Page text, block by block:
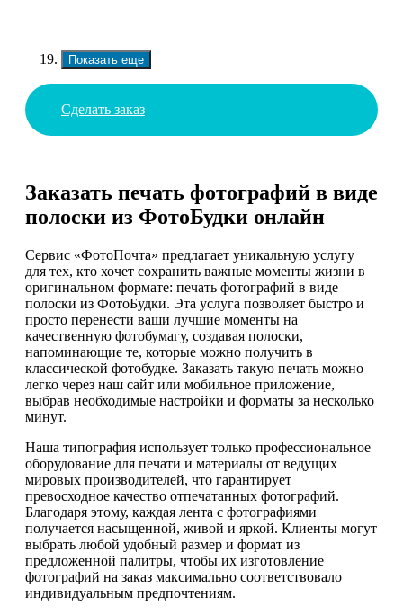
Показать еще
Сделать заказ
Заказать печать фотографий в виде
полоски из ФотоБудки онлайн
Сервис «ФотоПочта» предлагает уникальную услугу
для тех, кто хочет сохранить важные моменты жизни в
оригинальном формате: печать фотографий в виде
полоски из ФотоБудки. Эта услуга позволяет быстро и
просто перенести ваши лучшие моменты на
качественную фотобумагу, создавая полоски,
напоминающие те, которые можно получить в
классической фотобудке. Заказать такую печать можно
легко через наш сайт или мобильное приложение,
выбрав необходимые настройки и форматы за несколько
минут.
Наша типография использует только профессиональное
оборудование для печати и материалы от ведущих
мировых производителей, что гарантирует
превосходное качество отпечатанных фотографий.
Благодаря этому, каждая лента с фотографиями
получается насыщенной, живой и яркой. Клиенты могут
выбрать любой удобный размер и формат из
предложенной палитры, чтобы их изготовление
фотографий на заказ максимально соответствовало
индивидуальным предпочтениям.